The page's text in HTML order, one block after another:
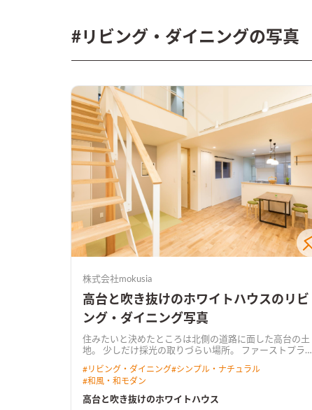
#リビング・ダイニングの写真
株式会社mokusia
高台と吹き抜けのホワイトハウスのリビ
ング・ダイニング写真
住みたいと決めたところは北側の道路に面した高台の土
地。 少しだけ採光の取りづらい場所。 ファーストプラン
も昔から家族で過ごすリビングは1Fにと決めていた。 採
光を無駄なく取るには…？ 明るい家にしたい！ 打合せを
重ねて決めた間取り。すごく自然に決まった間取り。 吹
#リビング・ダイニング#シンプル・ナチュラル
#和風・和モダン
高台と吹き抜けのホワイトハウス